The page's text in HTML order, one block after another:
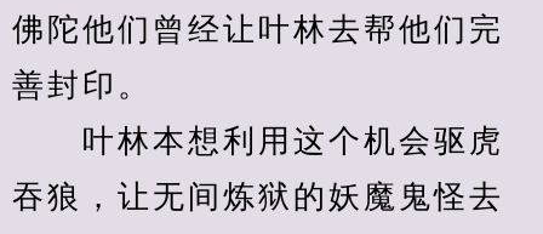
佛陀他们曾经让叶林去帮他们完
善封印。
叶林本想利用这个机会驱虎
吞狼，让无间炼狱的妖魔鬼怪去